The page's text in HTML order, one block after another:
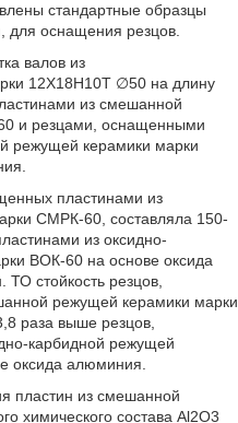
стандартные образцы
для оснащения резцов.
валов из
12Х18Н10Т ∅50 на длину
из смешанной
и резцами, оснащенными
режущей керамики марки
пластинами из
СМРК-60, составляла 150-
из оксидно-
ВОК-60 на основе оксида
стойкость резцов,
режущей керамики марки
раза выше резцов,
карбидной режущей
оксида алюминия.
пластин из смешанной
химического состава Аl2O3